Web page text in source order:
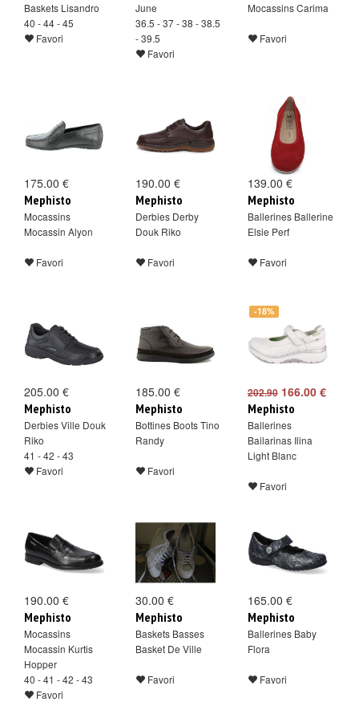
Baskets Lisandro
40 - 44 - 45
Favori
June
36.5 - 37 - 38 - 38.5
- 39.5
Favori
Mocassins Carima
Favori
175.00 €
Mephisto
Mocassins
Mocassin Alyon
Favori
190.00 €
Mephisto
Derbies Derby
Douk Riko
Favori
139.00 €
Mephisto
Ballerines Ballerine
Elsie Perf
Favori
205.00 €
Mephisto
Derbies Ville Douk
Riko
41 - 42 - 43
Favori
185.00 €
Mephisto
Bottines Boots Tino
Randy
Favori
-18%
202.90166.00 €
Mephisto
Ballerines
Bailarinas Ilina
Light Blanc
Favori
190.00 €
Mephisto
Mocassins
Mocassin Kurtis
Hopper
40 - 41 - 42 - 43
Favori
30.00 €
Mephisto
Baskets Basses
Basket De Ville
Favori
165.00 €
Mephisto
Ballerines Baby
Flora
Favori